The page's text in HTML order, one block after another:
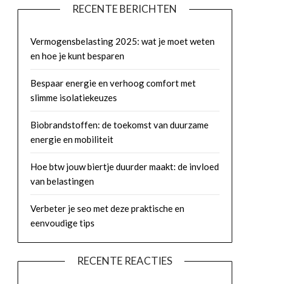
RECENTE BERICHTEN
Vermogensbelasting 2025: wat je moet weten
en hoe je kunt besparen
Bespaar energie en verhoog comfort met
slimme isolatiekeuzes
Biobrandstoffen: de toekomst van duurzame
energie en mobiliteit
Hoe btw jouw biertje duurder maakt: de invloed
van belastingen
Verbeter je seo met deze praktische en
eenvoudige tips
RECENTE REACTIES